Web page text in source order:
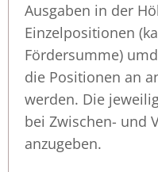
Ausgaben in der
Einzelpositionen
Fördersumme)
die Positionen an
werden. Die
bei Zwischen- und
anzugeben.